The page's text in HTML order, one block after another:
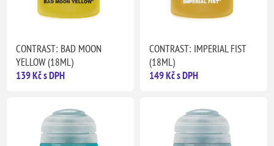
CONTRAST: BAD MOON
YELLOW (18ML)
139 Kč s DPH
CONTRAST: IMPERIAL FIST
(18ML)
149 Kč s DPH